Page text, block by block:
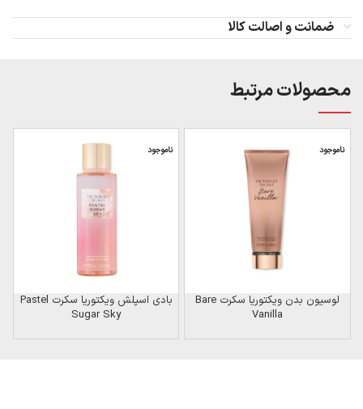
ضمانت و اصالت کالا
محصولات مرتبط
ناموجود
لوسیون بدن ویکتوریا سکرت Bare
Vanilla
ناموجود
بادی اسپلش ویکتوریا سکرت Pastel
Sugar Sky